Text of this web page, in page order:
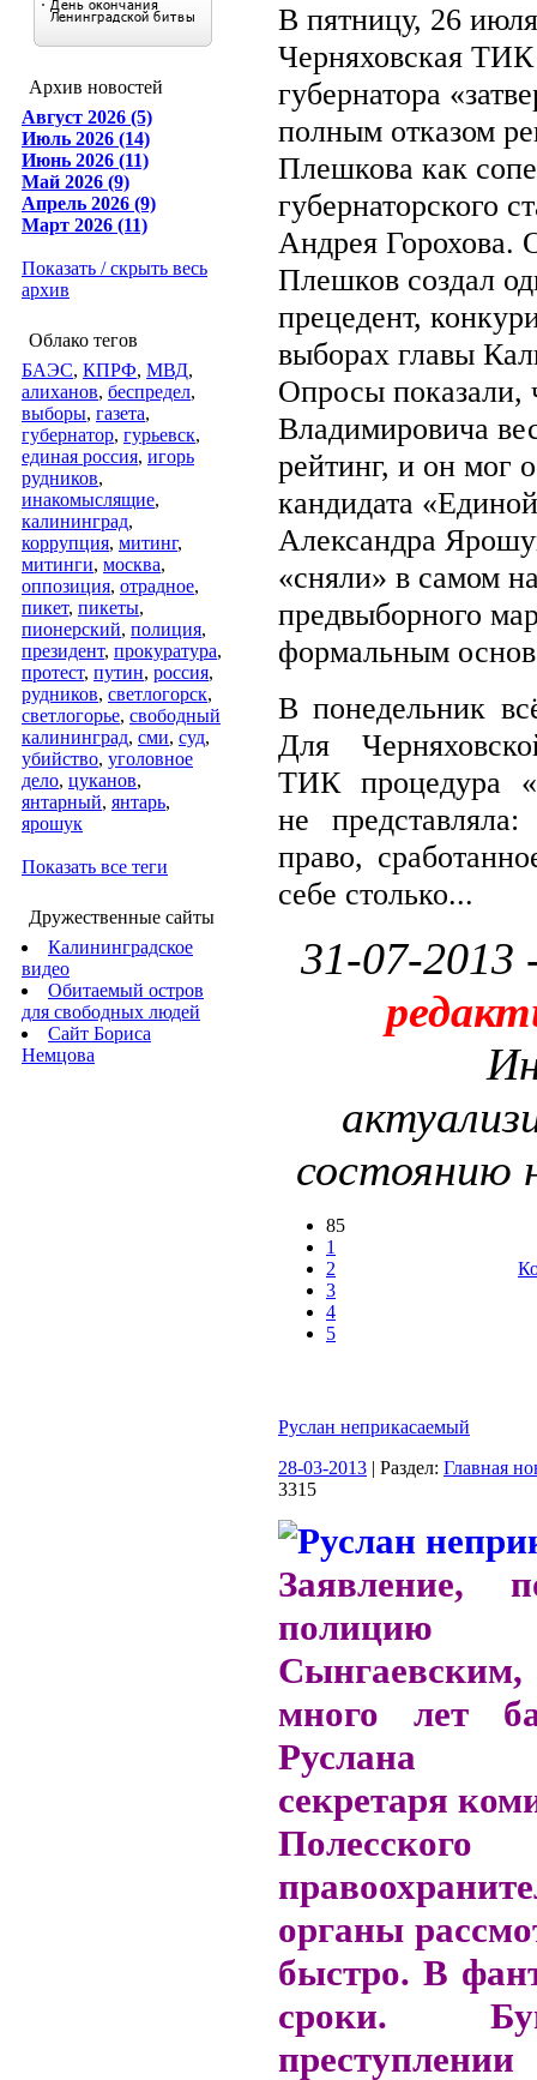
Архив новостей
Август 2026 (5)
Июль 2026 (14)
Июнь 2026 (11)
Май 2026 (9)
Апрель 2026 (9)
Март 2026 (11)
Показать / скрыть весь
архив
Облако тегов
БАЭС, КПРФ, МВД,
алиханов, беспредел,
выборы, газета,
губернатор, гурьевск,
единая россия, игорь
рудников,
инакомыслящие,
калининград,
коррупция, митинг,
митинги, москва,
оппозиция, отрадное,
пикет, пикеты,
пионерский, полиция,
президент, прокуратура,
протест, путин, россия,
рудников, светлогорск,
светлогорье, свободный
калининград, сми, суд,
убийство, уголовное
дело, цуканов,
янтарный, янтарь,
ярошук
Показать все теги
Дружественные сайты
Калининградское
видео
Обитаемый остров
для свободных людей
Сайт Бориса
Немцова
В пятницу, 26
Черняховская ТИК
губернатора
полным отказом
Плешкова как
губернаторского
Андрея Горохова.
Плешков создал
прецедент,
выборах главы
Опросы показали,
Владимировича
рейтинг, и он мог
кандидата
Александра
«сняли» в самом
предвыборного
формальным
В понедельник
Для
ТИК процедура
не представляла:
право,
себе столько...
31-07-2013
состоянию
85
1
2
3
4
5
Руслан неприкасаемый
28-03-2013 | Раздел: Главная
3315
Заявление,
полицию
много лет
Руслана
секретаря
органы
быстро. В
сроки.
преступлении